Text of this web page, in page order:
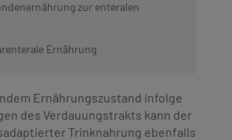
zur enteralen
Ernährung
Ernährungszustand infolge
des Verdauungstrakts kann der
Trinknahrung ebenfalls